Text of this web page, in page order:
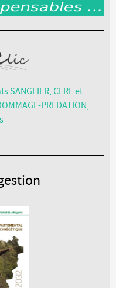
SANGLIER, CERF et
PREDATION,